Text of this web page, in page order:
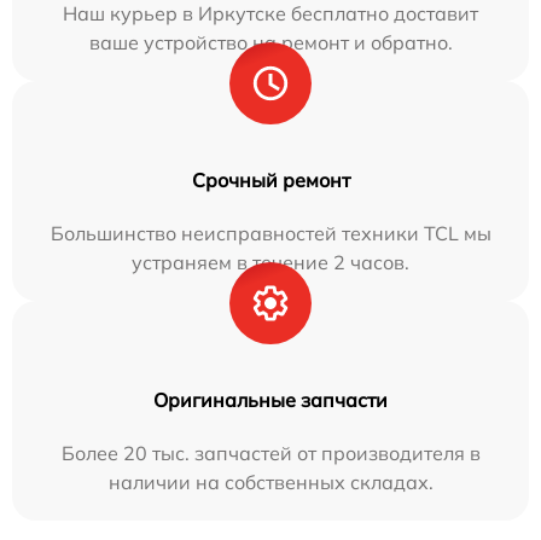
Наш курьер в Иркутске бесплатно доставит
ваше устройство на ремонт и обратно.
Срочный ремонт
Большинство неисправностей техники TCL мы
устраняем в течение 2 часов.
Оригинальные запчасти
Более 20 тыс. запчастей от производителя в
наличии на собственных складах.